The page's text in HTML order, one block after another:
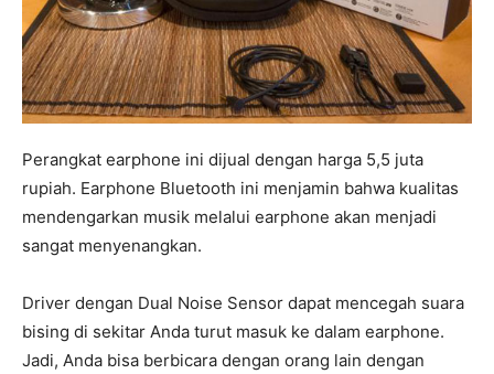
Perangkat earphone ini dijual dengan harga 5,5 juta
rupiah. Earphone Bluetooth ini menjamin bahwa kualitas
mendengarkan musik melalui earphone akan menjadi
sangat menyenangkan.
Driver dengan Dual Noise Sensor dapat mencegah suara
bising di sekitar Anda turut masuk ke dalam earphone.
Jadi, Anda bisa berbicara dengan orang lain dengan